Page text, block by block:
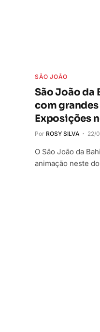
SÃO JOÃO
São João da
com
Exposições
Por ROSY SILVA 22/
O São João da
animação neste